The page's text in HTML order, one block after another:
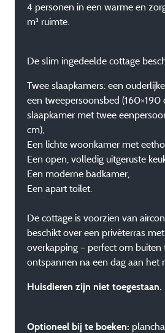
4 personen in een warme en
m² ruimte.
De slim ingedeelde cottage
Twee slaapkamers: een
een tweepersoonsbed (160×190
slaapkamer met twee
cm),
Een lichte woonkamer met
Een open, volledig uitgeruste
Een moderne badkamer,
Een apart toilet.
De cottage is voorzien van
beschikt over een privéterras
overkapping – perfect om buiten
ontspannen na een dag aan het
Huisdieren zijn niet toegestaan.
Optioneel bij te boeken: